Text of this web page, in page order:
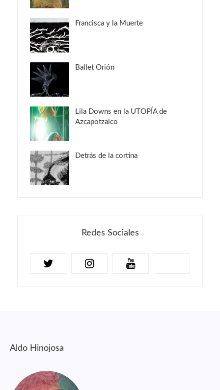
Francisca y la Muerte
Ballet Orión
Lila Downs en la UTOPÍA de
Azcapotzalco
Detrás de la cortina
Redes Sociales
Aldo Hinojosa